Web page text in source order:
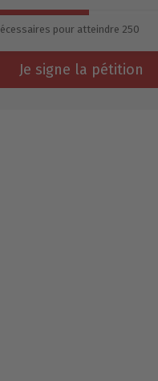
pour atteindre 250
Je signe la pétition